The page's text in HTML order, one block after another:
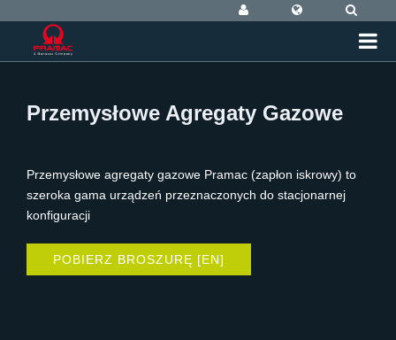
Przemysłowe Agregaty Gazowe
Przemysłowe agregaty gazowe Pramac (zapłon iskrowy) to
szeroka gama urządzeń przeznaczonych do stacjonarnej
konfiguracji
POBIERZ BROSZURĘ [EN]